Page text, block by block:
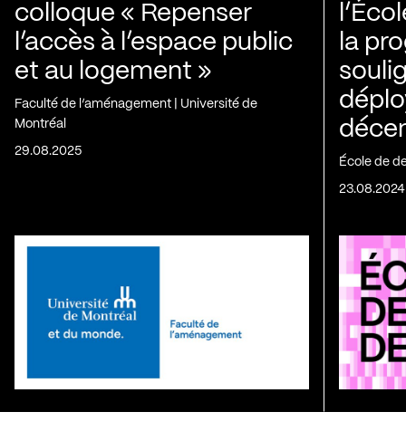
colloque « Repenser
l’accès à l’espace public
et au logement »
Faculté de l’aménagement | Université de
Montréal
29.08.2025
la
École de
23.08.2024